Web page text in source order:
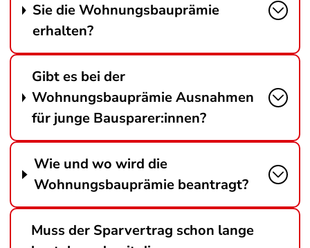
Sie die Wohnungsbauprämie
erhalten?
Gibt es bei der
Wohnungsbauprämie Ausnahmen
für junge Bausparer:innen?
Wie und wo wird die
Wohnungsbauprämie beantragt?
Muss der Sparvertrag schon lange